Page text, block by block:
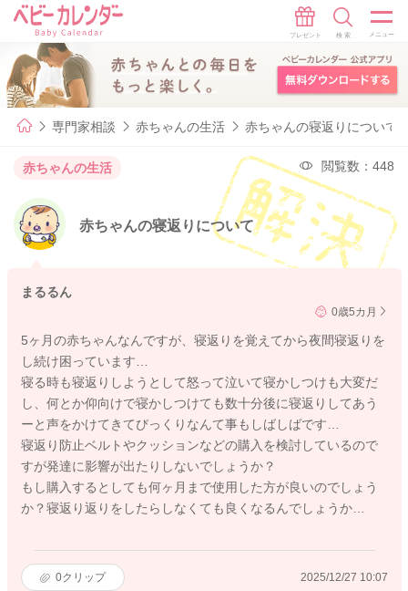
専門家相談 赤ちゃんの生活 赤ちゃんの寝返りについて
赤ちゃんの生活 閲覧数：448
赤ちゃんの寝返りについて
まるるん
0歳5カ月
5ヶ月の赤ちゃんなんですが、寝返りを覚えてから夜間寝返りを
し続け困っています…
寝る時も寝返りしようとして怒って泣いて寝かしつけも大変だ
し、何とか仰向けで寝かしつけても数十分後に寝返りしてあう
ーと声をかけてきてびっくりなんて事もしばしばです…
寝返り防止ベルトやクッションなどの購入を検討しているので
すが発達に影響が出たりしないでしょうか？
もし購入するとしても何ヶ月まで使用した方が良いのでしょう
か？寝返り返りをしたらしなくても良くなるんでしょうか…
0クリップ 2025/12/27 10:07